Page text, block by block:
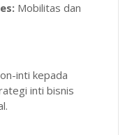
Mobilitas dan
inti kepada
inti bisnis